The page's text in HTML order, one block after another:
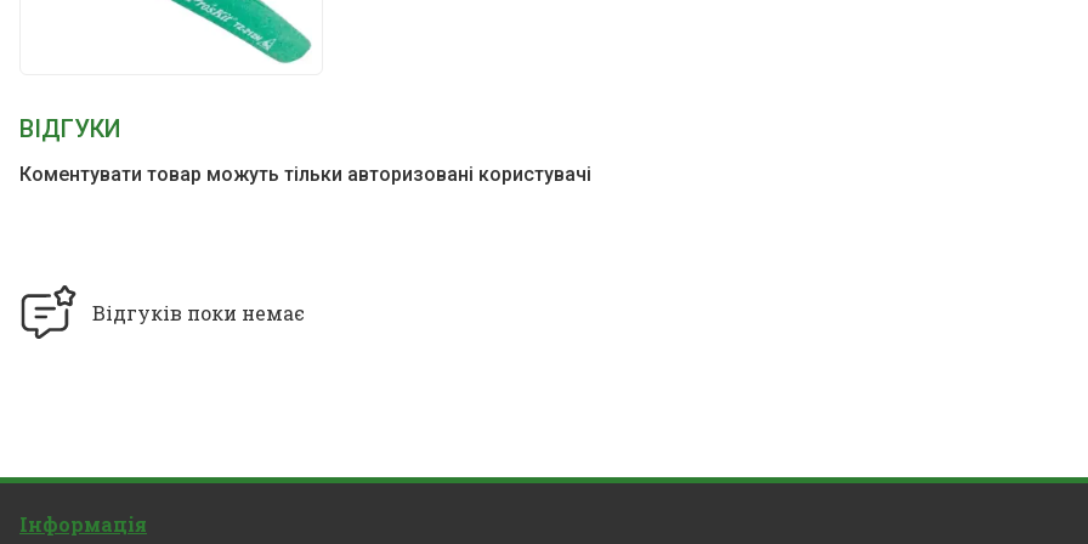
ВІДГУКИ
Коментувати товар можуть тільки авторизовані користувачі
Відгуків поки немає
Інформація